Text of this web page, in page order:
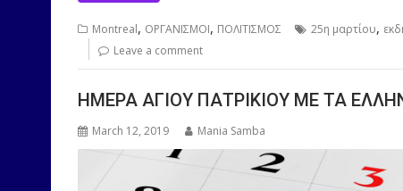
Montreal, ΟΡΓΑΝΙΣΜΟΙ, ΠΟΛΙΤΙΣΜΟΣ 25η μαρτίου,
Leave a comment
ΗΜΕΡΑ ΑΓΙΟΥ ΠΑΤΡΙΚΙΟΥ ΜΕ ΤΑ
March 12, 2019 Mania Samba